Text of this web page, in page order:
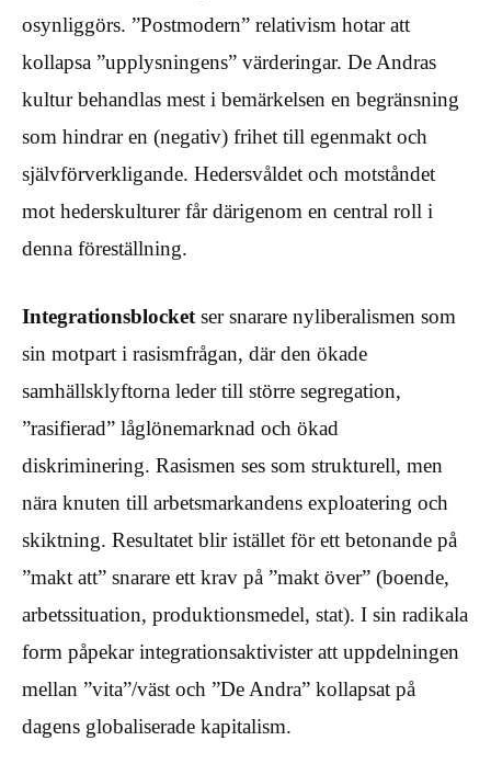
osynliggörs. ”Postmodern” relativism hotar att
kollapsa ”upplysningens” värderingar. De Andras
kultur behandlas mest i bemärkelsen en begränsning
som hindrar en (negativ) frihet till egenmakt och
självförverkligande. Hedersvåldet och motståndet
mot hederskulturer får därigenom en central roll i
denna föreställning.
Integrationsblocketser snarare nyliberalismen som
sin motpart i rasismfrågan, där den ökade
samhällsklyftorna leder till större segregation,
”rasifierad” låglönemarknad och ökad
diskriminering. Rasismen ses som strukturell, men
nära knuten till arbetsmarkandens exploatering och
skiktning. Resultatet blir istället för ett betonande på
”makt att” snarare ett krav på ”makt över” (boende,
arbetssituation, produktionsmedel, stat). I sin radikala
form påpekar integrationsaktivister att uppdelningen
mellan ”vita”/väst och ”De Andra” kollapsat på
dagens globaliserade kapitalism.